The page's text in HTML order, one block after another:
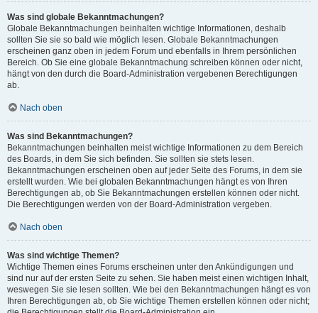
Was sind globale Bekanntmachungen?
Globale Bekanntmachungen beinhalten wichtige Informationen, deshalb
sollten Sie sie so bald wie möglich lesen. Globale Bekanntmachungen
erscheinen ganz oben in jedem Forum und ebenfalls in Ihrem persönlichen
Bereich. Ob Sie eine globale Bekanntmachung schreiben können oder nicht,
hängt von den durch die Board-Administration vergebenen Berechtigungen
ab.
Nach oben
Was sind Bekanntmachungen?
Bekanntmachungen beinhalten meist wichtige Informationen zu dem Bereich
des Boards, in dem Sie sich befinden. Sie sollten sie stets lesen.
Bekanntmachungen erscheinen oben auf jeder Seite des Forums, in dem sie
erstellt wurden. Wie bei globalen Bekanntmachungen hängt es von Ihren
Berechtigungen ab, ob Sie Bekanntmachungen erstellen können oder nicht.
Die Berechtigungen werden von der Board-Administration vergeben.
Nach oben
Was sind wichtige Themen?
Wichtige Themen eines Forums erscheinen unter den Ankündigungen und
sind nur auf der ersten Seite zu sehen. Sie haben meist einen wichtigen Inhalt,
weswegen Sie sie lesen sollten. Wie bei den Bekanntmachungen hängt es von
Ihren Berechtigungen ab, ob Sie wichtige Themen erstellen können oder nicht;